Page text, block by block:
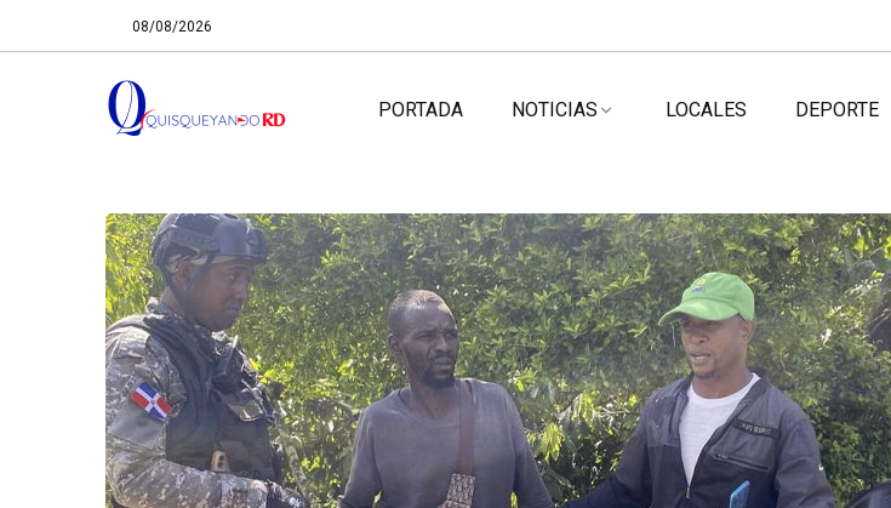
08/08/2026
PORTADA NOTICIAS LOCALES DEPORTE